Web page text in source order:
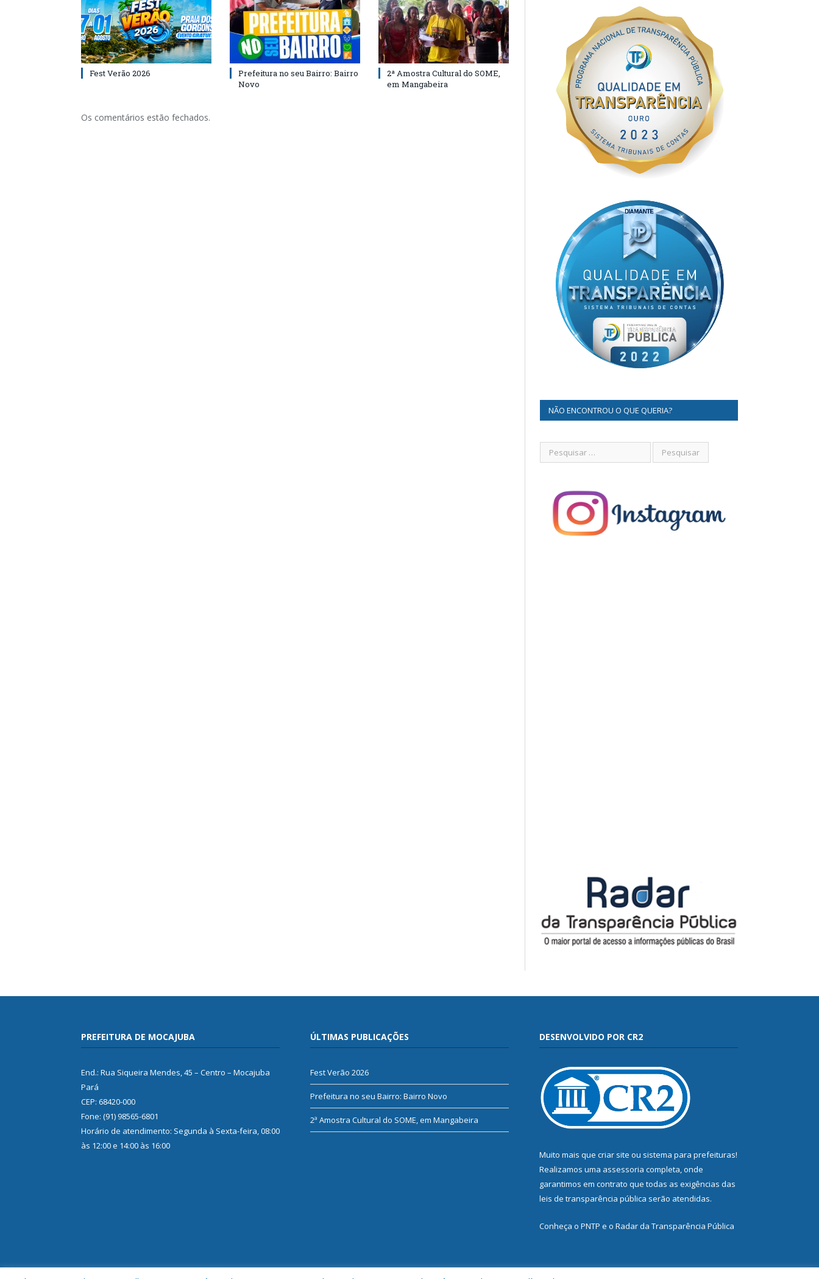
Fest Verão 2026
Prefeitura no seu Bairro: Bairro
Novo
2ª Amostra Cultural do SOME,
em Mangabeira
Os comentários estão fechados.
NÃO ENCONTROU O QUE QUERIA?
PREFEITURA DE MOCAJUBA
End.: Rua Siqueira Mendes, 45 – Centro – Mocajuba
Pará
CEP: 68420-000
Fone: (91) 98565-6801
Horário de atendimento: Segunda à Sexta-feira, 08:00
às 12:00 e 14:00 às 16:00
ÚLTIMAS PUBLICAÇÕES
Fest Verão 2026
Prefeitura no seu Bairro: Bairro Novo
2ª Amostra Cultural do SOME, em Mangabeira
DESENVOLVIDO POR CR2
Muito mais que criar site ou sistema para prefeituras!
Realizamos uma assessoria completa, onde
garantimos em contrato que todas as exigências das
leis de transparência pública serão atendidas.
Conheça o PNTP e o Radar da Transparência Pública